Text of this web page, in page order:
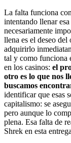
La falta funciona
intentando llenar
necesariamente
llena es el deseo
adquirirlo
tal y como funciona
en los casinos: el
otro es lo que nos
buscamos
identificar que esas
capitalismo: se
pero aunque lo
plena. Esa falta de
Shrek en esta